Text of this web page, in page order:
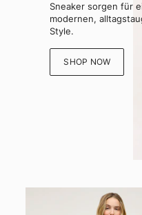
Sneaker sorgen für
modernen,
Style.
SHOP NOW